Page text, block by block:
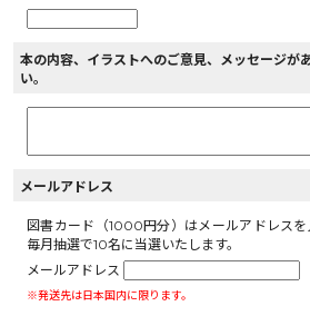
本の内容、イラストへのご意見、メッセージが
い。
メールアドレス
図書カード（1000円分）はメールアドレス
毎月抽選で10名に当選いたします。
メールアドレス
※発送先は日本国内に限ります。